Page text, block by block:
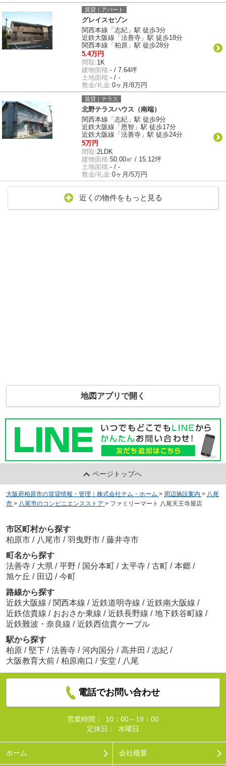
賃貸｜アパート
グレイスセゾン
関西本線「志紀」駅 徒歩3分
近鉄大阪線「法善寺」駅 徒歩18分
関西本線「柏原」駅 徒歩28分
5.4万円
間取:1K
建物面積:- / 7.64坪
土地面積:- / -
敷金/礼金:0ヶ月/8万円
賃貸｜テラス
北野テラスハウス（南端）
関西本線「志紀」駅 徒歩9分
近鉄大阪線「恩智」駅 徒歩17分
近鉄大阪線「法善寺」駅 徒歩24分
5万円
間取:2LDK
建物面積:50.00㎡ / 15.12坪
土地面積:- / -
敷金/礼金:0ヶ月/5万円
近くの物件をもっと見る
地図アプリで開く
ページトップへ
大阪府柏原市の賃貸情報・管理｜株式会社テム・ホーム > 周辺施設案内 > 八尾
市 > 八尾市のコンビニエンスストア > ファミリーマート 八尾天王寺屋店
市区町村から探す
柏原市 / 八尾市 / 羽曳野市 / 藤井寺市
町名から探す
法善寺 / 大県 / 平野 / 国分本町 / 太平寺 / 古町 / 本郷 /
旭ケ丘 / 田辺 / 今町
路線から探す
近鉄大阪線 / 関西本線 / 近鉄道明寺線 / 近鉄南大阪線 /
近鉄信貴線 / おおさか東線 / 近鉄長野線 / 地下鉄谷町線 /
近鉄難波・奈良線 / 近鉄西信貴ケーブル
駅から探す
柏原 / 堅下 / 法善寺 / 河内国分 / 高井田 / 志紀 /
大阪教育大前 / 柏原南口 / 安堂 / 八尾
電話でお問い合わせ
営業時間：
10：00～19：00
定休日：
水曜日
ホーム 会社概要